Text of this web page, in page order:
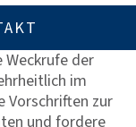
und
Weckrufe der
im
Vorschriften zur
und fordere